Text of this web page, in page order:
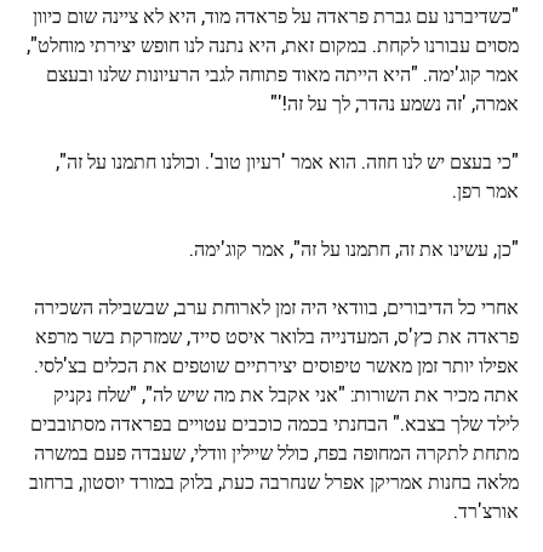
"כשדיברנו עם גברת פראדה על פראדה מוד, היא לא ציינה שום כיוון
מסוים עבורנו לקחת. במקום זאת, היא נתנה לנו חופש יצירתי מוחלט",
אמר קוג'ימה. "היא הייתה מאוד פתוחה לגבי הרעיונות שלנו ובעצם
אמרה, 'זה נשמע נהדר; לך על זה!'"
"כי בעצם יש לנו חוזה. הוא אמר 'רעיון טוב'. וכולנו חתמנו ​​על זה",
אמר רפן.
"כן, עשינו את זה, חתמנו ​​על זה", אמר קוג'ימה.
אחרי כל הדיבורים, בוודאי היה זמן לארוחת ערב, שבשבילה השכירה
פראדה את כץ'ס, המעדנייה בלואר איסט סייד, שמזרקת בשר מרפא
אפילו יותר זמן מאשר טיפוסים יצירתיים שוטפים את הכלים בצ'לסי.
אתה מכיר את השורות: "אני אקבל את מה שיש לה", "שלח נקניק
לילד שלך בצבא." הבחנתי בכמה כוכבים עטויים בפראדה מסתובבים
מתחת לתקרה המחופה בפח, כולל שיילין וודלי, שעבדה פעם במשרה
מלאה בחנות אמריקן אפרל שנחרבה כעת, בלוק במורד יוסטון, ברחוב
אורצ'רד.